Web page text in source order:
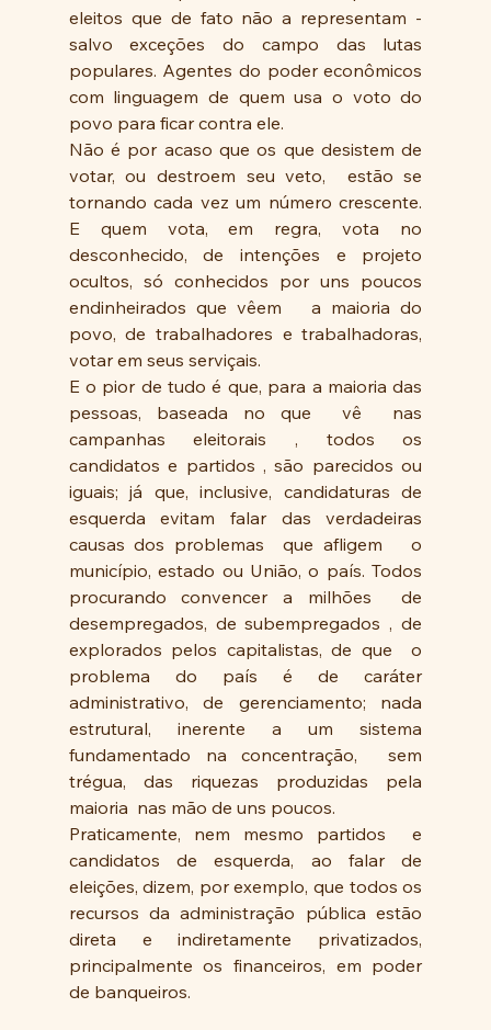
eleitos que de fato não a representam -
salvo exceções do campo das lutas
populares. Agentes do poder econômicos
com linguagem de quem usa o voto do
povo para ficar contra ele.
Não é por acaso que os que desistem de
votar, ou destroem seu veto,  estão se
tornando cada vez um número crescente.
E quem vota, em regra, vota no
desconhecido, de intenções e projeto
ocultos, só conhecidos por uns poucos
endinheirados que vêem   a maioria do
povo, de trabalhadores e trabalhadoras,
votar em seus serviçais.
E o pior de tudo é que, para a maioria das
pessoas, baseada no que  vê  nas
campanhas eleitorais , todos os
candidatos e partidos , são parecidos ou
iguais; já que, inclusive, candidaturas de
esquerda evitam falar das verdadeiras
causas dos problemas  que afligem   o
município, estado ou União, o país. Todos
procurando convencer a milhões  de
desempregados, de subempregados , de
explorados pelos capitalistas, de que  o
problema do país é de caráter
administrativo, de gerenciamento; nada
estrutural, inerente a um sistema
fundamentado na concentração,  sem
trégua, das riquezas produzidas pela
maioria  nas mão de uns poucos.
Praticamente, nem mesmo partidos  e
candidatos de esquerda, ao falar de
eleições, dizem, por exemplo, que todos os
recursos da administração pública estão
direta e indiretamente privatizados,
principalmente os financeiros, em poder
de banqueiros.